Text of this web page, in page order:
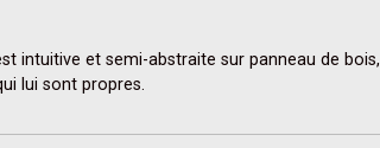
intuitive et semi-abstraite sur panneau de bois,
lui sont propres.